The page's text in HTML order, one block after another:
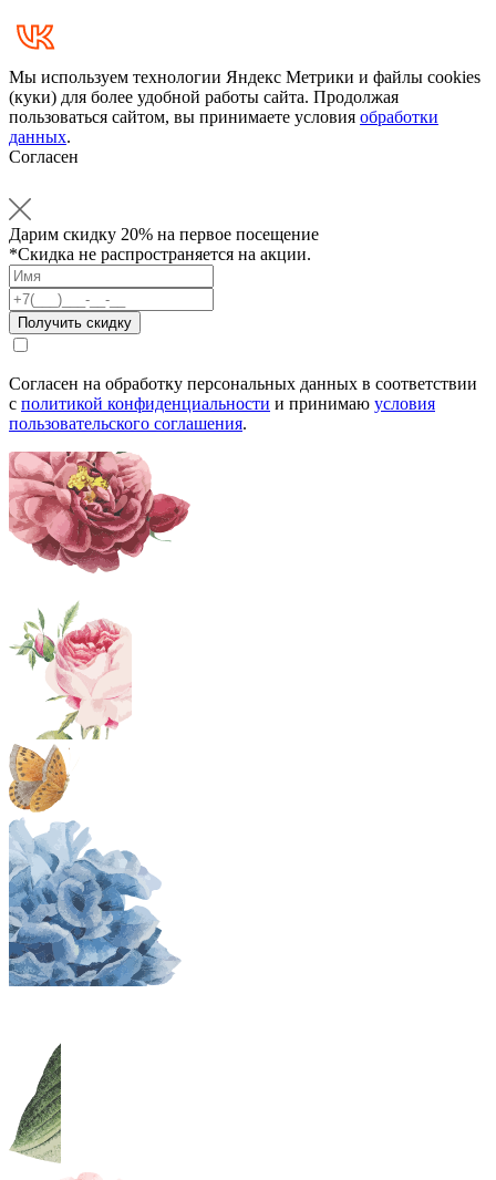
Мы используем технологии Яндекс Метрики и файлы cookies
(куки) для более удобной работы сайта. Продолжая
пользоваться сайтом, вы принимаете условия обработки
данных.
Согласен
Дарим скидку 20% на первое посещение
*Скидка не распространяется на акции.
Согласен на обработку персональных данных в соответствии
с политикой конфиденциальности и принимаю условия
пользовательского соглашения.